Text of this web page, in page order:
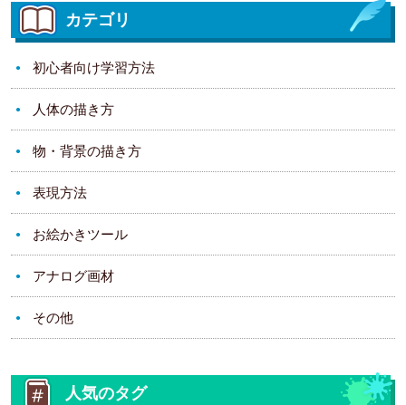
カテゴリ
初心者向け学習方法
人体の描き方
物・背景の描き方
表現方法
お絵かきツール
アナログ画材
その他
人気のタグ